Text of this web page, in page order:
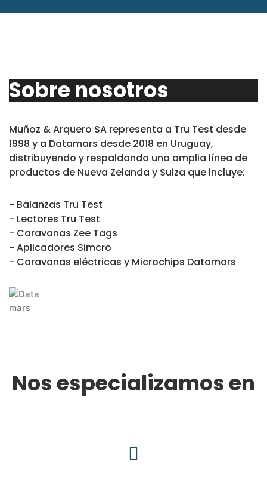
Sobre nosotros
Muñoz & Arquero SA representa a Tru Test desde
1998 y a Datamars desde 2018 en Uruguay,
distribuyendo y respaldando una amplia línea de
productos de Nueva Zelanda y Suiza que incluye:
- Balanzas Tru Test
- Lectores Tru Test
- Caravanas Zee Tags
- Aplicadores Simcro
- Caravanas eléctricas y Microchips Datamars
Nos especializamos en